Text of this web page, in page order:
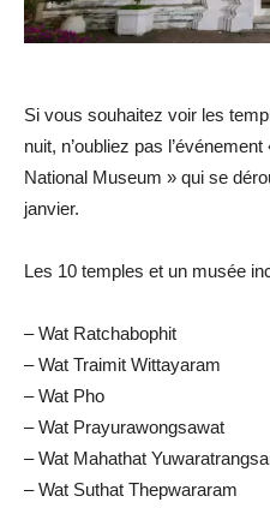
Si vous souhaitez voir les
nuit, n’oubliez pas
National Museum » qui se
janvier.
Les 10 temples et un musée
– Wat Ratchabophit
– Wat Traimit Wittayaram
– Wat Pho
– Wat Prayurawongsawat
– Wat Mahathat
– Wat Suthat Thepwararam